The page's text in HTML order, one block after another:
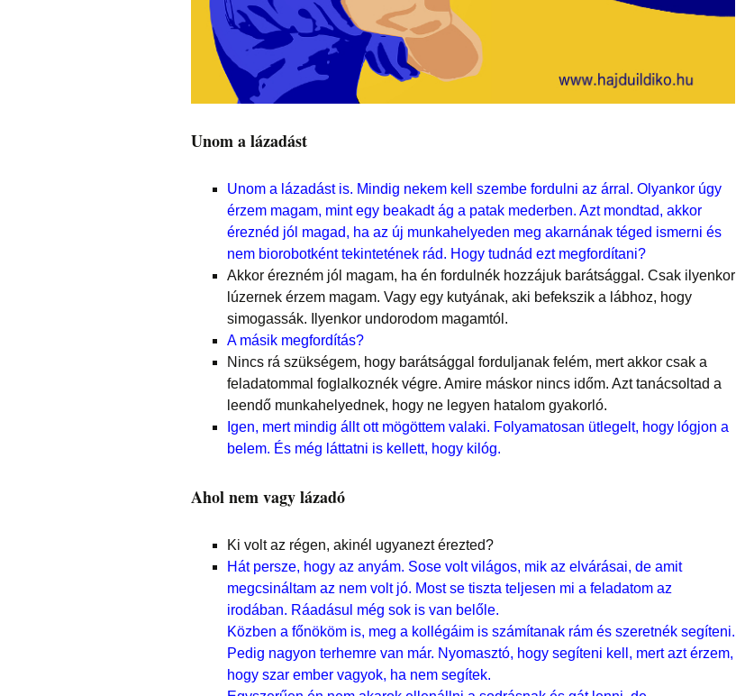
Unom a lázadást
Unom a lázadást is. Mindig nekem kell szembe fordulni az árral. Olyankor úgy
érzem magam, mint egy beakadt ág a patak mederben. Azt mondtad, akkor
éreznéd jól magad, ha az új munkahelyeden meg akarnának téged ismerni és
nem biorobotként tekintetének rád. Hogy tudnád ezt megfordítani?
Akkor érezném jól magam, ha én fordulnék hozzájuk barátsággal. Csak ilyenkor
lúzernek érzem magam. Vagy egy kutyának, aki befekszik a lábhoz, hogy
simogassák. Ilyenkor undorodom magamtól.
A másik megfordítás?
Nincs rá szükségem, hogy barátsággal forduljanak felém, mert akkor csak a
feladatommal foglalkoznék végre. Amire máskor nincs időm. Azt tanácsoltad a
leendő munkahelyednek, hogy ne legyen hatalom gyakorló.
Igen, mert mindig állt ott mögöttem valaki. Folyamatosan ütlegelt, hogy lógjon a
belem. És még láttatni is kellett, hogy kilóg.
Ahol nem vagy lázadó
Ki volt az régen, akinél ugyanezt érezted?
Hát persze, hogy az anyám. Sose volt világos, mik az elvárásai, de amit
megcsináltam az nem volt jó. Most se tiszta teljesen mi a feladatom az
irodában. Ráadásul még sok is van belőle.
Közben a főnököm is, meg a kollégáim is számítanak rám és szeretnék segíteni.
Pedig nagyon terhemre van már. Nyomasztó, hogy segíteni kell, mert azt érzem,
hogy szar ember vagyok, ha nem segítek.